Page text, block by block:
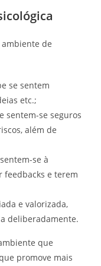
de
se sentem
etc.;
sentem-se seguros
além de
se à
feedbacks e terem
e valorizada,
deliberadamente.
que
promove mais